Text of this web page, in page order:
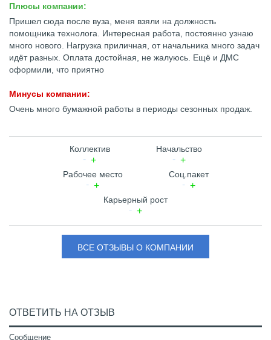
Плюсы компании:
Пришел сюда после вуза, меня взяли на должность
помощника технолога. Интересная работа, постоянно узнаю
много нового. Нагрузка приличная, от начальника много задач
идёт разных. Оплата достойная, не жалуюсь. Ещё и ДМС
оформили, что приятно
Минусы компании:
Очень много бумажной работы в периоды сезонных продаж.
Коллектив Начальство
Рабочее место Соц.пакет
Карьерный рост
ВСЕ ОТЗЫВЫ О КОМПАНИИ
ОТВЕТИТЬ НА ОТЗЫВ
Сообщение